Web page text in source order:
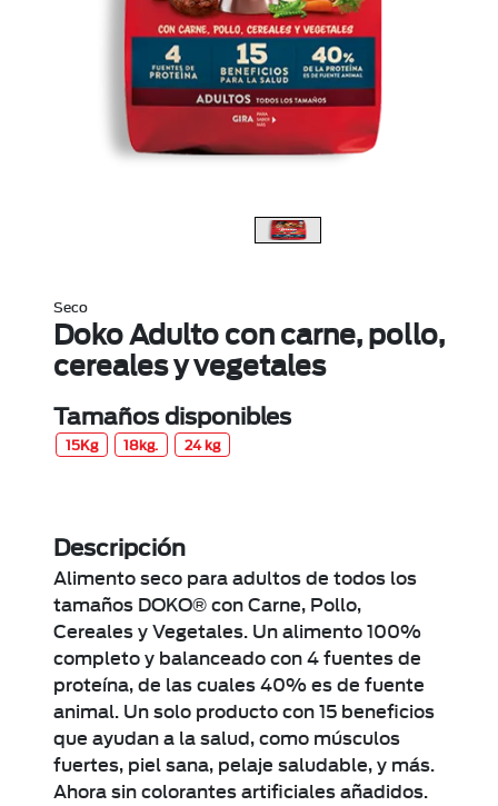
Seco
Doko Adulto con carne, pollo,
cereales y vegetales
Tamaños disponibles
15Kg 18kg. 24 kg
Descripción
Alimento seco para adultos de todos los
tamaños DOKO® con Carne, Pollo,
Cereales y Vegetales. Un alimento 100%
completo y balanceado con 4 fuentes de
proteína, de las cuales 40% es de fuente
animal. Un solo producto con 15 beneficios
que ayudan a la salud, como músculos
fuertes, piel sana, pelaje saludable, y más.
Ahora sin colorantes artificiales añadidos.